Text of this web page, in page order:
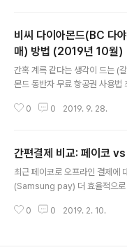
벤트를 확인해보세요
지 입니다. 그리고 아래 이벤트
booc.co.kr/app/paybooc/
No=2021100009 결제에 혜택
페이북이 챙겨드리는 즐거운
비씨 다이아몬드(BC 다
매) 방법 (2019년 10월)
간혹 계륵 같다는 생각이 드는 (
몬드 동반자 무료 항공권 사용
로만)으로만 가능합니다. 먼저
> BCcard 플래티늄 VIP회원님
선 동반자 무료항공, 국내 특급
터카 서비스를 제공해 드립니
0 0 2019. 9. 28.
간편결제 비교: 페이코 vs
최근 페이코로 오프라인 결제에
(Samsung pay) 더 효율적으로
코로 옮기는게 나은지 여쭤 보신
0 0 2019. 2. 10.